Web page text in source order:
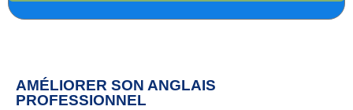
AMÉLIORER SON ANGLAIS
PROFESSIONNEL